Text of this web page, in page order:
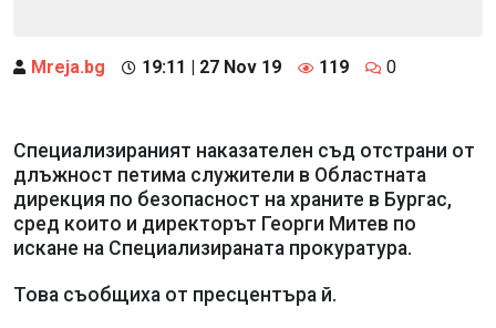
Mreja.bg 19:11 | 27 Nov 19 119 0
Специализираният наказателен съд отстрани от
длъжност петима служители в Областната
дирекция по безопасност на храните в Бургас,
сред които и директорът Георги Митев по
искане на Специализираната прокуратура.
Това съобщиха от пресцентъра й.